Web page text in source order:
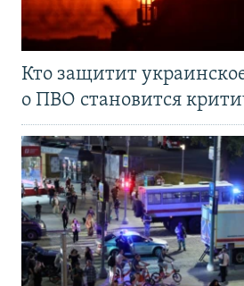
Кто защитит
о ПВО становится